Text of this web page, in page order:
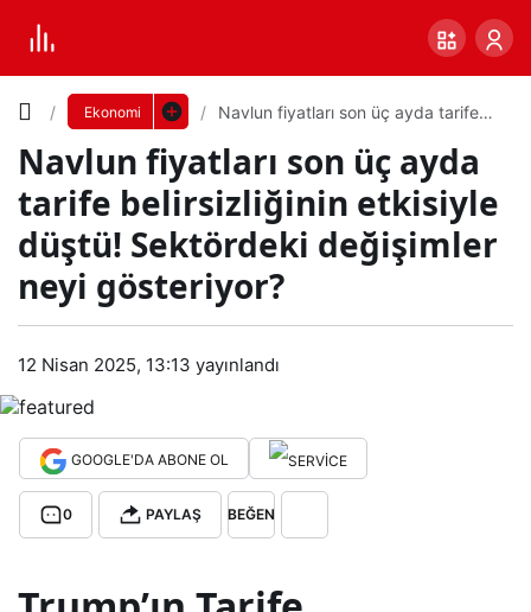
Ekonomi
Navlun fiyatları son üç ayda tarife
Sektördeki değişimler neyi
gösteriyor?
Navlun fiyatları son üç ayda
tarife belirsizliğinin etkisiyle
düştü! Sektördeki değişimler
neyi gösteriyor?
12 Nisan 2025, 13:13 yayınlandı
GOOGLE'DA ABONE OL
0 PAYLAŞ BEĞEN
Navl
un
fiyat
ları
son
Yazı
Boyutunu
Ayarla
Küçük 100% Dev
Varsayılana
dön